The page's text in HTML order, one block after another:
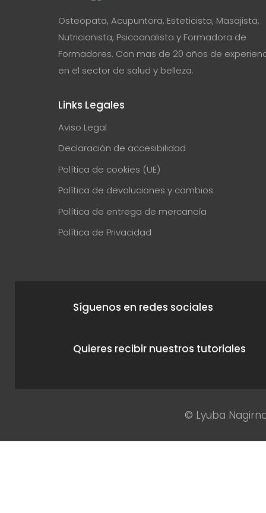
Osteopata, Acupuntora, Esteticista, Masajista,
Nutricionista, Psicoanalista y Formadora de
Formadores. Con mas de 20 años de
en el sector de salud y belleza.
Links Legales
Aviso Legal
Declaración de accesibilidad
Política de cookies (UE)
Política de devoluciones y cambios
Política de entrega de mercancía
Política de Privacidad
Síguenos en redes sociales
Quieres recibir nuestros tutoriales
© Lyuba